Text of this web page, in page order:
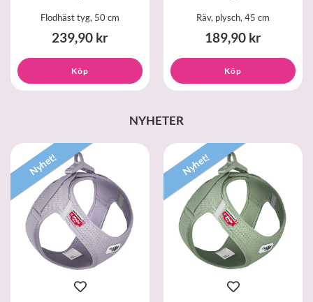
Flodhäst tyg, 50 cm
239,90 kr
Köp
Räv, plysch, 45 cm
189,90 kr
Köp
NYHETER
Nyhet! Nyhet!